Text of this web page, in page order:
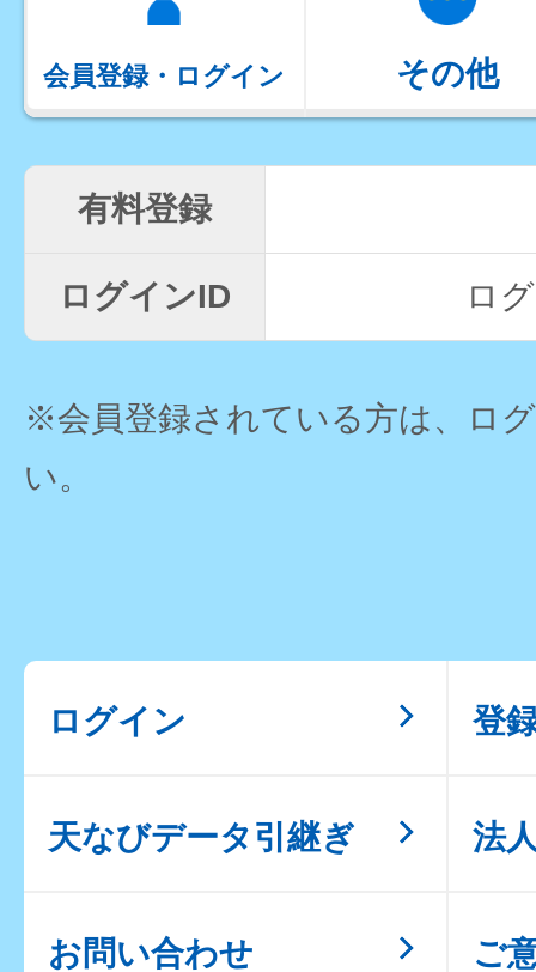
会員登録・ログイン その他
有料登録
ログインID ロ
※会員登録されている方は、ロ
い。
ログイン 登
天なびデータ引継ぎ 法
お問い合わせ ご